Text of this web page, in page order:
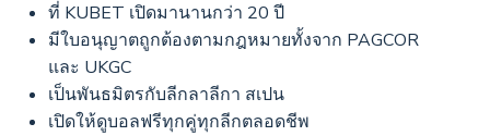
ที่ KUBET เปิดมานานกว่า 20 ปี
มีใบอนุญาตถูกต้องตามกฎหมายทั้งจาก PAGCOR
และ UKGC
เป็นพันธมิตรกับลีกลาลีกา สเปน
เปิดให้ดูบอลฟรีทุกคู่ทุกลีกตลอดชีพ